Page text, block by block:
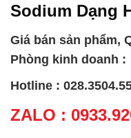
Sodium Dạng
Giá bán sản phẩm,
Phòng kinh doanh :
Hotline :
ZALO :